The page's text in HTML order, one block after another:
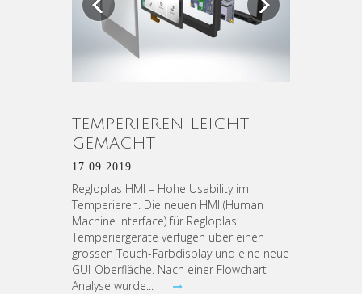
TEMPERIEREN LEICHT
GEMACHT
17.09.2019.
Regloplas HMI – Hohe Usability im
Temperieren. Die neuen HMI (Human
Machine interface) für Regloplas
Temperiergeräte verfügen über einen
grossen Touch-Farbdisplay und eine neue
GUI-Oberfläche. Nach einer Flowchart-
Analyse wurde...